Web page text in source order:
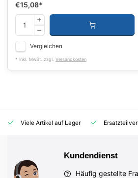
€15,08*
Vergleichen
* Inkl. MwSt. zzgl. Versandkosten
Viele Artikel auf Lager
Kundendienst
Häufig gestellte